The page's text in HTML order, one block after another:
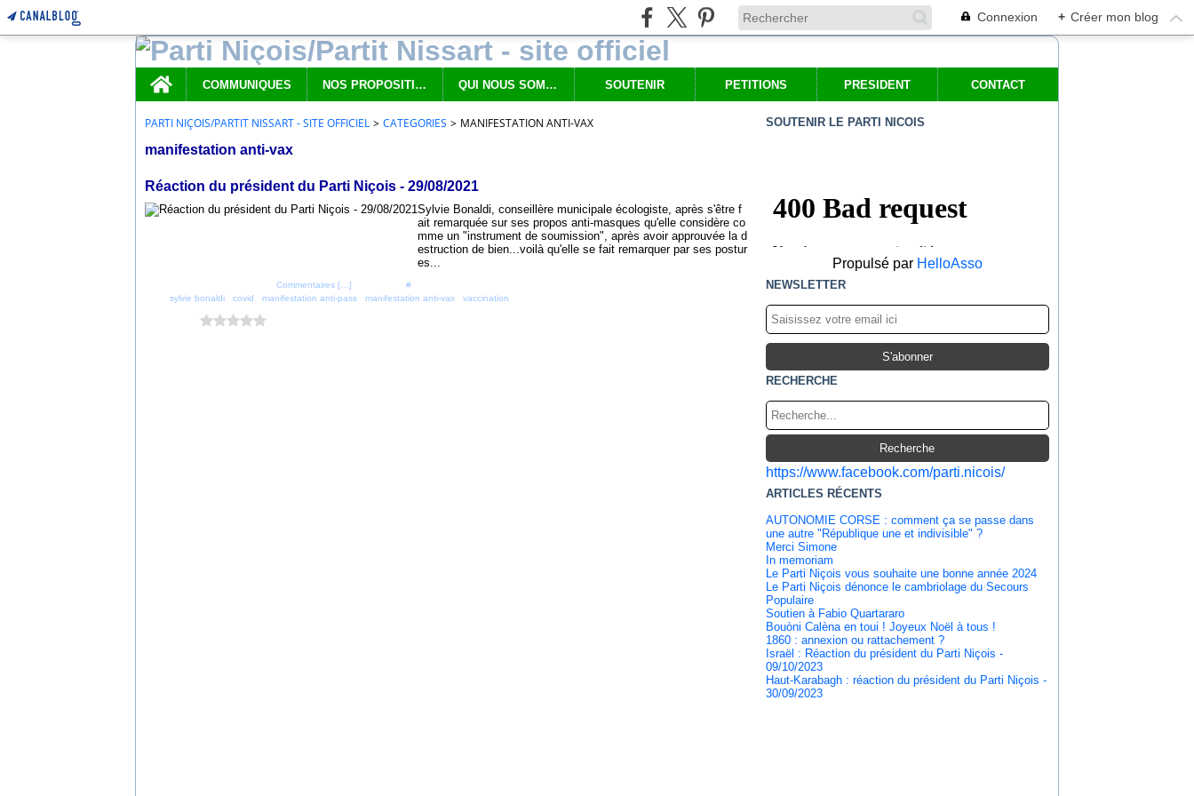
Connexion + Créer mon blog
Home
COMMUNIQUES
NOS PROPOSITIONS QUI NOUS SOMMES SOUTENIR PETITIONS PRESIDENT CONTACT
PARTI NIÇOIS/PARTIT NISSART - SITE OFFICIEL > CATEGORIES > MANIFESTATION ANTI-VAX
manifestation anti-vax
Réaction du président du Parti Niçois - 29/08/2021
Sylvie Bonaldi, conseillère municipale écologiste, après s'être f
ait remarquée sur ses propos anti-masques qu'elle considère co
mme un "instrument de soumission", après avoir approuvée la d
estruction de bien...voilà qu'elle se fait remarquer par ses postur
es...
Commentaires [ ] #
sylvie bonaldi covid manifestation anti-pass manifestation anti-vax vaccination
SOUTENIR LE PARTI NICOIS
Propulsé par HelloAsso
NEWSLETTER
RECHERCHE
https://www.facebook.com/parti.nicois/
ARTICLES RÉCENTS
AUTONOMIE CORSE : comment ça se passe dans
une autre "République une et indivisible" ?
Merci Simone
In memoriam
Le Parti Niçois vous souhaite une bonne année 2024
Le Parti Niçois dénonce le cambriolage du Secours
Populaire
Soutien à Fabio Quartararo
Bouòni Calèna en toui ! Joyeux Noël à tous !
1860 : annexion ou rattachement ?
Israël : Réaction du président du Parti Niçois -
09/10/2023
Haut-Karabagh : réaction du président du Parti Niçois -
30/09/2023